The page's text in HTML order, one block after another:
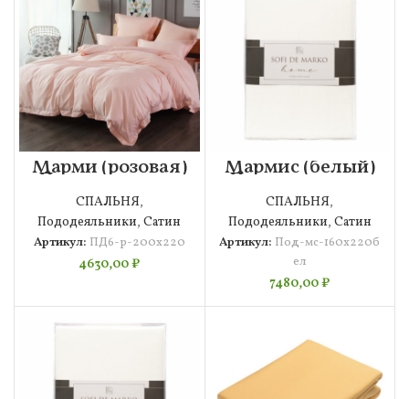
Марми (розовая)
Пододеяльник
200х220
СПАЛЬНЯ,
Пододеяльники,Сатин
Артикул: ПД6-р-200х220
4630,00₽
Мармис (белый)
Пододеяльник
160х220
СПАЛЬНЯ,
Пододеяльники, Сатин
Артикул: Под-мс-160х220б
ел
7480,00₽